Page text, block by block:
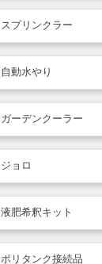
スプリンクラー
自動水やり
ガーデンクーラー
ジョロ
液肥希釈キット
ポリタンク接続品